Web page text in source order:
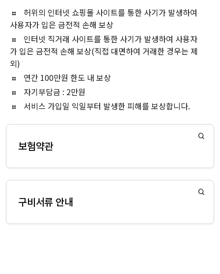
허위의 인터넷 쇼핑몰 사이트를 통한 사기가 발생하여
사용자가 입은 금전적 손해 보상
인터넷 직거래 사이트를 통한 사기가 발생하여 사용자
가 입은 금전적 손해 보상(직접 대면하여 거래한 경우는 제
외)
연간 100만원 한도 내 보상
자기부담금 : 2만원
서비스 가입일 익일부터 발생한 피해를 보상합니다.
보험약관
구비서류 안내